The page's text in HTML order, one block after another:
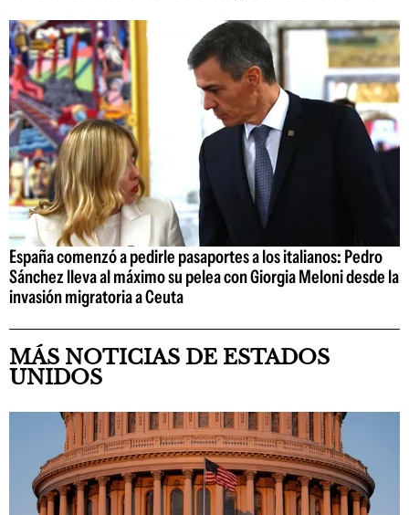
España comenzó a pedirle pasaportes a los italianos: Pedro
Sánchez lleva al máximo su pelea con Giorgia Meloni desde la
invasión migratoria a Ceuta
MÁS NOTICIAS DE ESTADOS
UNIDOS